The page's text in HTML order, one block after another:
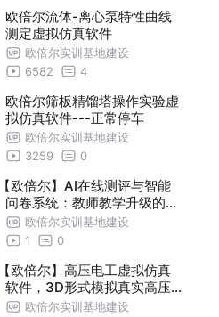
欧倍尔流体-离心泵特性曲线
测定虚拟仿真软件
欧倍尔实训基地建设
6582
4
欧倍尔筛板精馏塔操作实验虚
拟仿真软件---正常停车
欧倍尔实训基地建设
3259
0
【欧倍尔】AI在线测评与智能
问卷系统：教师教学升级的AI
助手欧倍尔实训基地建设
1
0
【欧倍尔】高压电工虚拟仿真
软件，3D形式模拟真实高压
作业环境
欧倍尔实训基地建设